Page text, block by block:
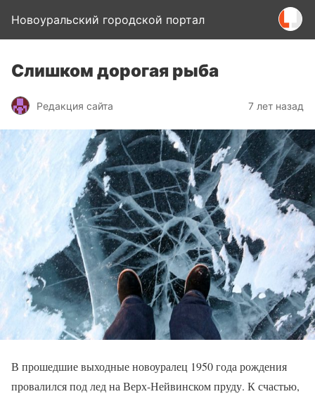
Новоуральский городской портал
Слишком дорогая рыба
Редакция сайта 7 лет назад
В прошедшие выходные новоуралец 1950 года рождения
провалился под лед на Верх-Нейвинском пруду. К счастью,